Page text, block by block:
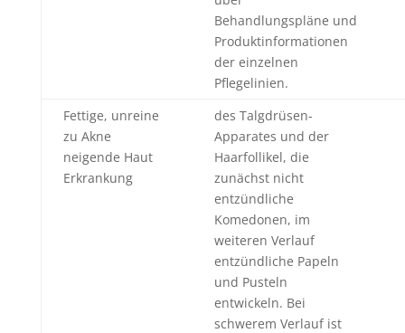
Behandlungspläne und
Produktinformationen
der einzelnen
Pflegelinien.
Fettige, unreine
zu Akne
neigende Haut
Erkrankung
des Talgdrüsen-
Apparates und der
Haarfollikel, die
zunächst nicht
entzündliche
Komedonen, im
weiteren Verlauf
entzündliche Papeln
und Pusteln
entwickeln. Bei
schwerem Verlauf ist